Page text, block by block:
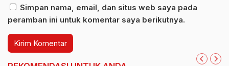
Simpan nama, email, dan situs web saya pada
peramban ini untuk komentar saya berikutnya.